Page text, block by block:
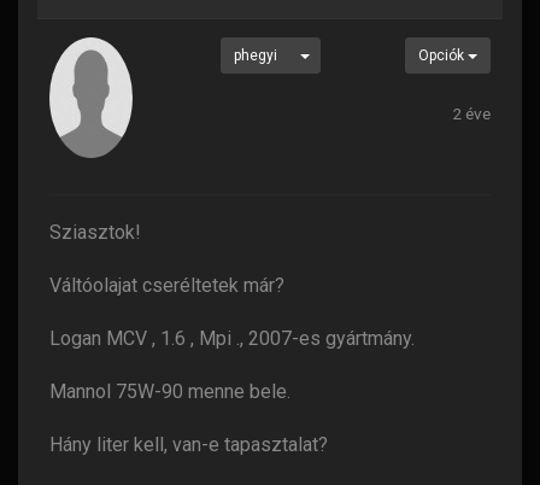
phegyi Opciók
2 éve
Sziasztok!
Váltóolajat cseréltetek már?
Logan MCV , 1.6 , Mpi ., 2007-es gyártmány.
Mannol 75W-90 menne bele.
Hány liter kell, van-e tapasztalat?